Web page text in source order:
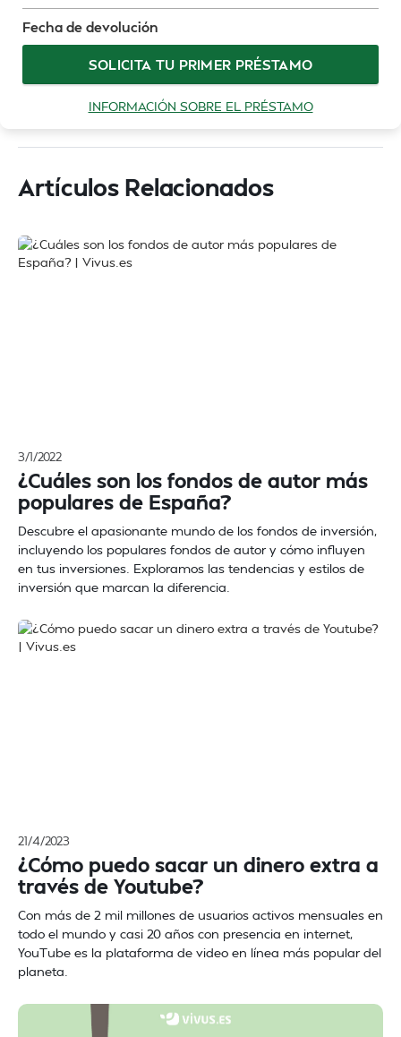
Fecha de devolución
SOLICITA TU PRIMER PRÉSTAMO
INFORMACIÓN SOBRE EL PRÉSTAMO
Artículos Relacionados
3/1/2022
¿Cuáles son los fondos de autor más
populares de España?
Descubre el apasionante mundo de los fondos de inversión,
incluyendo los populares fondos de autor y cómo influyen
en tus inversiones. Exploramos las tendencias y estilos de
inversión que marcan la diferencia.
21/4/2023
¿Cómo puedo sacar un dinero extra a
través de Youtube?
Con más de 2 mil millones de usuarios activos mensuales en
todo el mundo y casi 20 años con presencia en internet,
YouTube es la plataforma de video en línea más popular del
planeta.